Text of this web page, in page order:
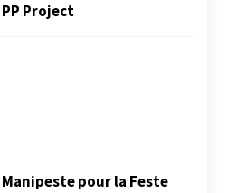
PP Project
Manipeste pour la Feste